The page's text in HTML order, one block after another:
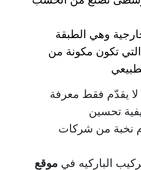
وهي الطبقة
تكون مكونة من
لا يقدّم فقط معرفة
تحسين
نخبة من شركات
الباركيه في موقع